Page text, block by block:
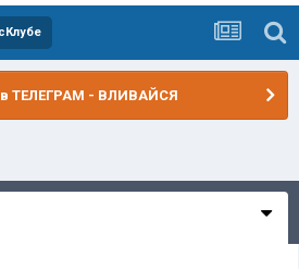
ТЕЛЕГРАМ - ВЛИВАЙСЯ